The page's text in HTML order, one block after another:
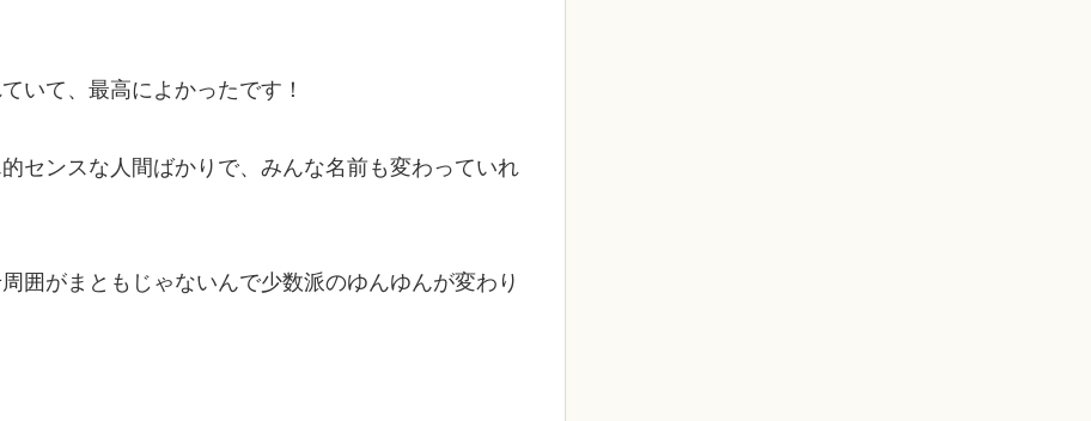
いて、最高によかったです！
センスな人間ばかりで、みんな名前も変わっていれ
囲がまともじゃないんで少数派のゆんゆんが変わり